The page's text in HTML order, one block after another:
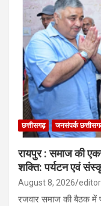
छत्तीसगढ़ जनसंपर्क
रायपुर : समाज की
शक्ति: पर्यटन एवं
August 8, 2026 editor
रजवार समाज की बैठक में